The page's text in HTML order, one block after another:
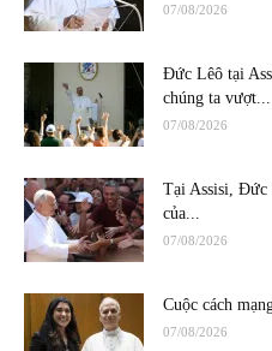
07/08/2026
Đức Lêô tại
chúng ta vượt...
07/08/2026
Tại Assisi, Đức
của...
07/08/2026
Cuộc cách
07/08/2026